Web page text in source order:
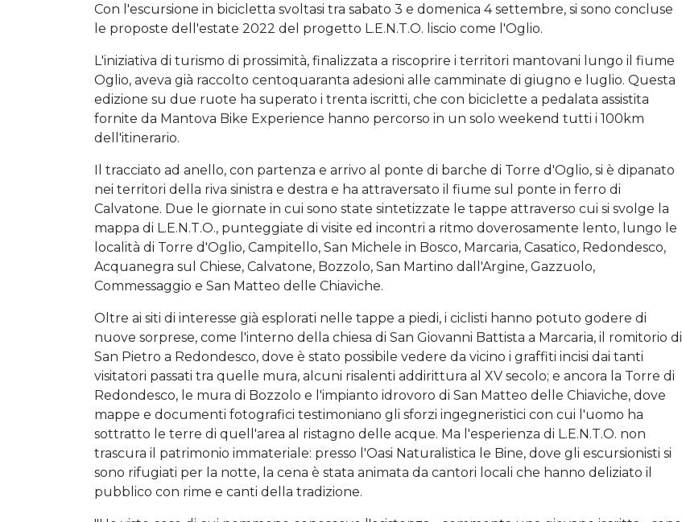
Con l'escursione in bicicletta svoltasi tra sabato 3 e domenica 4 settembre, si sono concluse
le proposte dell'estate 2022 del progetto L.E.N.T.O. liscio come l'Oglio.
L'iniziativa di turismo di prossimità, finalizzata a riscoprire i territori mantovani lungo il fiume
Oglio, aveva già raccolto centoquaranta adesioni alle camminate di giugno e luglio. Questa
edizione su due ruote ha superato i trenta iscritti, che con biciclette a pedalata assistita
fornite da Mantova Bike Experience hanno percorso in un solo weekend tutti i 100km
dell'itinerario.
Il tracciato ad anello, con partenza e arrivo al ponte di barche di Torre d'Oglio, si è dipanato
nei territori della riva sinistra e destra e ha attraversato il fiume sul ponte in ferro di
Calvatone. Due le giornate in cui sono state sintetizzate le tappe attraverso cui si svolge la
mappa di L.E.N.T.O., punteggiate di visite ed incontri a ritmo doverosamente lento, lungo le
località di Torre d'Oglio, Campitello, San Michele in Bosco, Marcaria, Casatico, Redondesco,
Acquanegra sul Chiese, Calvatone, Bozzolo, San Martino dall'Argine, Gazzuolo,
Commessaggio e San Matteo delle Chiaviche.
Oltre ai siti di interesse già esplorati nelle tappe a piedi, i ciclisti hanno potuto godere di
nuove sorprese, come l'interno della chiesa di San Giovanni Battista a Marcaria, il romitorio di
San Pietro a Redondesco, dove è stato possibile vedere da vicino i graffiti incisi dai tanti
visitatori passati tra quelle mura, alcuni risalenti addirittura al XV secolo; e ancora la Torre di
Redondesco, le mura di Bozzolo e l'impianto idrovoro di San Matteo delle Chiaviche, dove
mappe e documenti fotografici testimoniano gli sforzi ingegneristici con cui l'uomo ha
sottratto le terre di quell'area al ristagno delle acque. Ma l'esperienza di L.E.N.T.O. non
trascura il patrimonio immateriale: presso l'Oasi Naturalistica le Bine, dove gli escursionisti si
sono rifugiati per la notte, la cena è stata animata da cantori locali che hanno deliziato il
pubblico con rime e canti della tradizione.